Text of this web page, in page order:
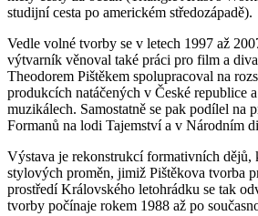
studijní cesta po americkém středozápadě).
Vedle volné tvorby se v letech 1997 až
výtvarník věnoval také práci pro film a
Theodorem Pištěkem spolupracoval na
produkcích natáčených v České republice
muzikálech. Samostatně se pak podílel na
Formanů na lodi Tajemství a v Národním
Výstava je rekonstrukcí formativních dějů,
stylových proměn, jimiž Pištěkova tvorba
prostředí Královského letohrádku se tak
tvorby počínaje rokem 1988 až po